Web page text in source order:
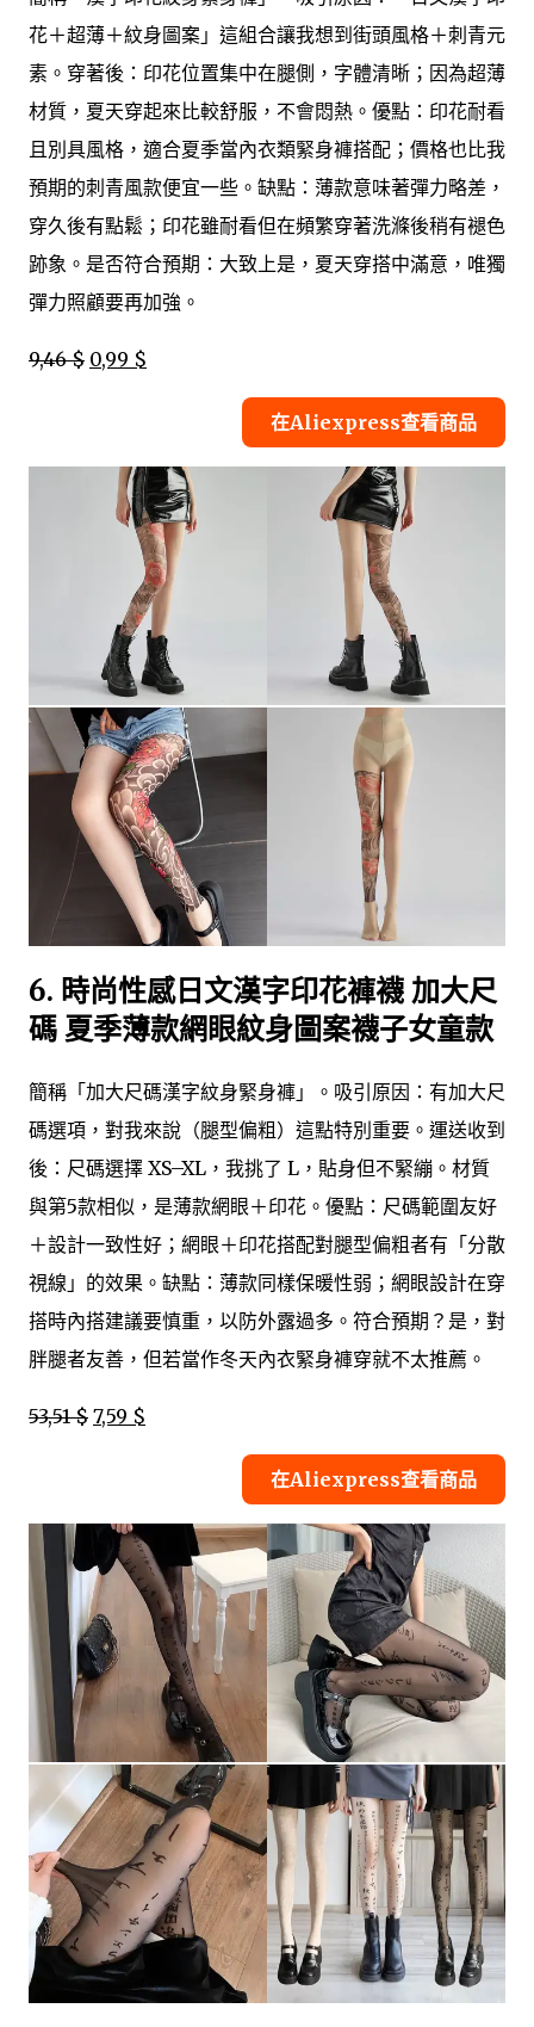
花＋超薄＋紋身圖案」這組合讓我想到街頭風格＋刺青元
素。穿著後：印花位置集中在腿側，字體清晰；因為超薄
材質，夏天穿起來比較舒服，不會悶熱。優點：印花耐看
且別具風格，適合夏季當內衣類緊身褲搭配；價格也比我
預期的刺青風款便宜一些。缺點：薄款意味著彈力略差，
穿久後有點鬆；印花雖耐看但在頻繁穿著洗滌後稍有褪色
跡象。是否符合預期：大致上是，夏天穿搭中滿意，唯獨
彈力照顧要再加強。
9,46 $ 0,99 $
在Aliexpress查看商品
6. 時尚性感日文漢字印花褲襪 加大尺
碼 夏季薄款網眼紋身圖案襪子女童款
簡稱「加大尺碼漢字紋身緊身褲」。吸引原因：有加大尺
碼選項，對我來說（腿型偏粗）這點特別重要。運送收到
後：尺碼選擇 XS–XL，我挑了 L，貼身但不緊繃。材質
與第5款相似，是薄款網眼＋印花。優點：尺碼範圍友好
＋設計一致性好；網眼＋印花搭配對腿型偏粗者有「分散
視線」的效果。缺點：薄款同樣保暖性弱；網眼設計在穿
搭時內搭建議要慎重，以防外露過多。符合預期？是，對
胖腿者友善，但若當作冬天內衣緊身褲穿就不太推薦。
53,51 $ 7,59 $
在Aliexpress查看商品